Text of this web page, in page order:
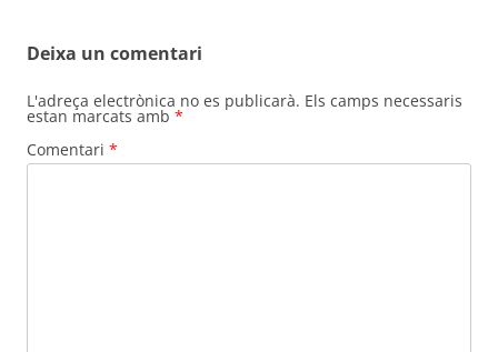
Deixa un comentari
L'adreça electrònica no es publicarà. Els camps necessaris
estan marcats amb *
Comentari *